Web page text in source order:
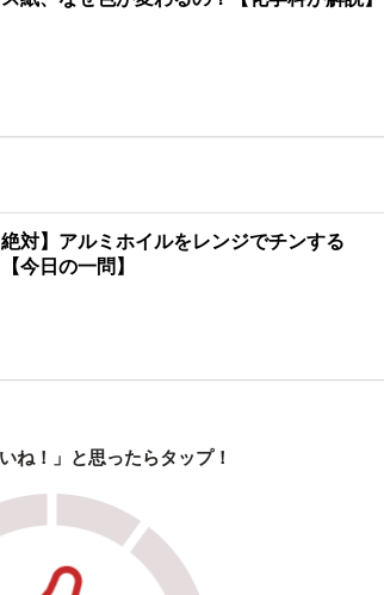
絶対】アルミホイルをレンジでチンする
今日の一問】
ね！」と思ったらタップ！